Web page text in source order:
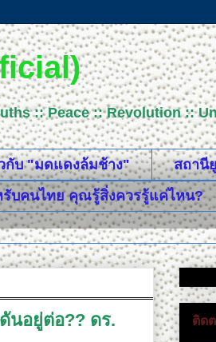
:: Peace :: Revolution ::
กับ "มดแดงล้มช้าง"
สถานี
บคนไทย คุณรู้สิ่งควรรู้แค่ไหน?
นอยู่ต่อ?? ดร.
ติด